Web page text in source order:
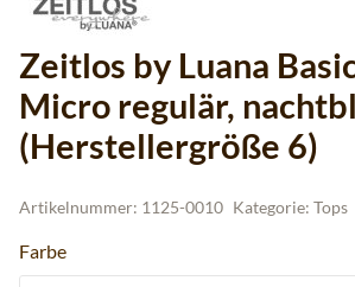
Zeitlos by Luana
Micro regulär,
(Herstellergröße 6)
Artikelnummer: 1125-0010 Kategorie: Tops
Farbe